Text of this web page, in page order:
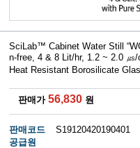
SciLab™ Cabinet Water Still
n-free, 4 & 8 Lit/hr, 1.2 ~ 2.0 ㎲
Heat Resistant Borosilicate
판매가56,830 원
판매코드
S19120420190401
공급원